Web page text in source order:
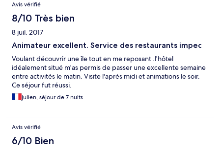
nous vendent les agences de voyages. Voyages-SNCF entre
autres... Et le personnel n'est pas payé depuis le moi de mai.
C'est honteux. Scandaleux. Nous lançons un appel pour que l'on
paye ces gens pour le service qu'ils nous rendent
Avis vérifié
8/10 Très bien
8 juil. 2017
Animateur excellent. Service des restaurants impec
Voulant découvrir une île tout en me reposant .l'hôtel
idéalement situé m'as permis de passer une excellente semaine
entre activités le matin. Visite l'après midi et animations le soir.
Ce séjour fut réussi.
julien, séjour de 7 nuits
Avis vérifié
6/10 Bien